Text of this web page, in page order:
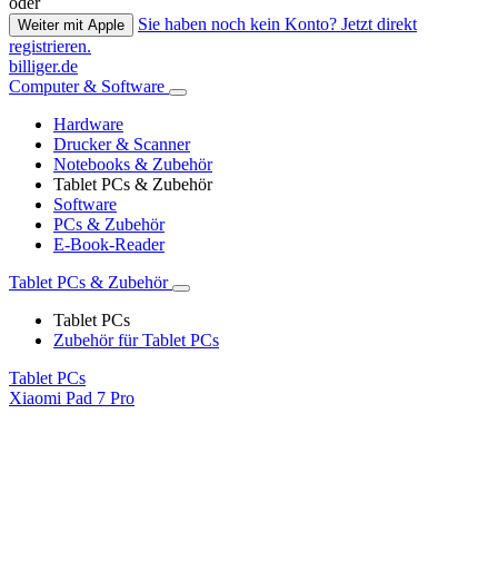
Weiter mit Apple
Sie haben noch kein Konto? Jetzt direkt
registrieren.
billiger.de
Computer & Software
Hardware
Drucker & Scanner
Notebooks & Zubehör
Tablet PCs & Zubehör
Software
PCs & Zubehör
E-Book-Reader
Tablet PCs & Zubehör
Tablet PCs
Zubehör für Tablet PCs
Tablet PCs
Xiaomi Pad 7 Pro